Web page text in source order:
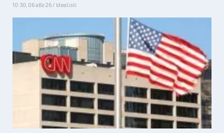
10:30, 06 авг 26 / Idealisti